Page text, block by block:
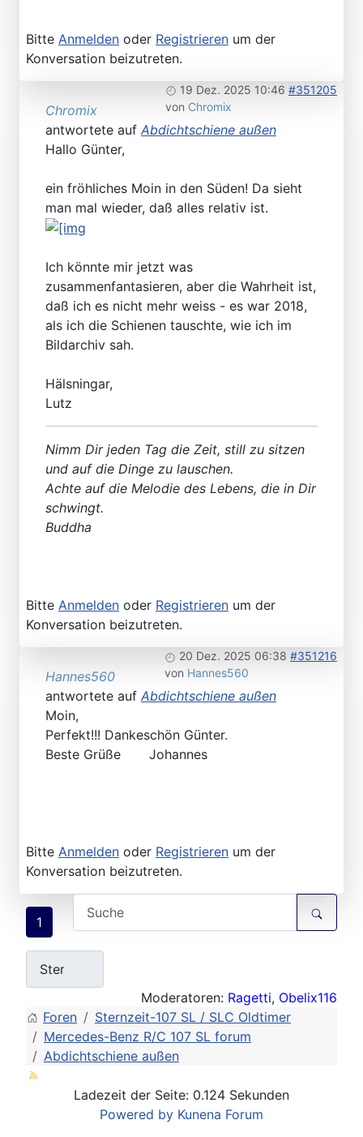
Bitte Anmelden oder Registrieren um der
Konversation beizutreten.
19 Dez. 2025 10:46 #351205
von Chromix
Chromix
antwortete auf Abdichtschiene außen
Hallo Günter,
ein fröhliches Moin in den Süden! Da sieht
man mal wieder, daß alles relativ ist.
Ich könnte mir jetzt was
zusammenfantasieren, aber die Wahrheit ist,
daß ich es nicht mehr weiss - es war 2018,
als ich die Schienen tauschte, wie ich im
Bildarchiv sah.
Hälsningar,
Lutz
Nimm Dir jeden Tag die Zeit, still zu sitzen
und auf die Dinge zu lauschen.
Achte auf die Melodie des Lebens, die in Dir
schwingt.
Buddha
Bitte Anmelden oder Registrieren um der
Konversation beizutreten.
20 Dez. 2025 06:38 #351216
von Hannes560
Hannes560
antwortete auf Abdichtschiene außen
Moin,
Perfekt!!! Dankeschön Günter.
Beste Grüße Johannes
Bitte Anmelden oder Registrieren um der
Konversation beizutreten.
1
Moderatoren: Ragetti, Obelix116
Foren
Sternzeit-107 SL / SLC Oldtimer
Mercedes-Benz R/C 107 SL forum
Abdichtschiene außen
Ladezeit der Seite: 0.124 Sekunden
Powered by Kunena Forum